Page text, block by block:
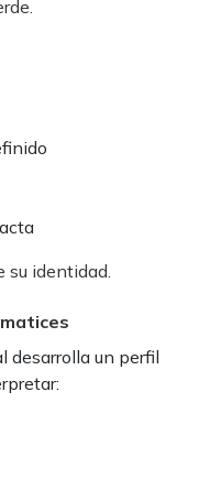
su identidad.
desarrolla un perfil